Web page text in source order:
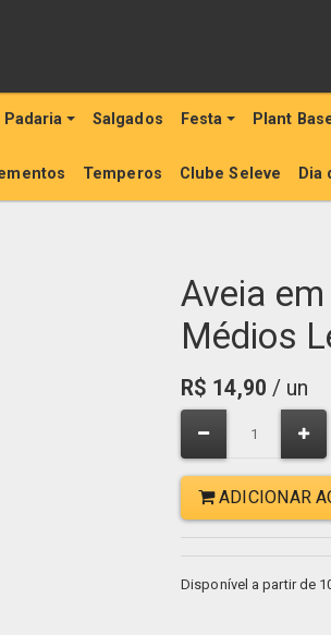
Padaria Salgados Festa Plant
Temperos Clube Seleve Dia
Aveia
Médios
R$ 14,90 / un
ADICIONAR
Disponível a partir de